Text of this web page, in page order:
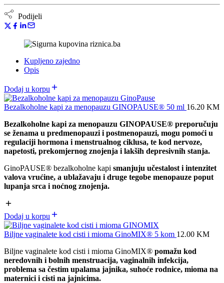
Podijeli
Kupljeno zajedno
Opis
Dodaj u korpu
Bezalkoholne kapi za menopauzu GINOPAUSE® 50 ml 16.20 KM
Bezalkoholne kapi za menopauzu GINOPAUSE® preporučuju
se ženama u predmenopauzi i postmenopauzi, mogu pomoći u
regulaciji hormona i menstrualnog ciklusa, te kod nervoze,
napetosti, prekomjernog znojenja i lakših depresivnih stanja.
GinoPAUSE® bezalkoholne kapi smanjuju učestalost i intenzitet
valova vrućine, a ublažavaju i druge tegobe menopauze poput
lupanja srca i noćnog znojenja.
Dodaj u korpu
Biljne vaginalete kod cisti i mioma GinoMIX® 5 kom 12.00 KM
Biljne vaginalete kod cisti i mioma GinoMIX® pomažu kod
neredovnih i bolnih menstruacija, vaginalnih infekcija,
problema sa čestim upalama jajnika, suhoće rodnice, mioma na
maternici i cisti na jajnicima.